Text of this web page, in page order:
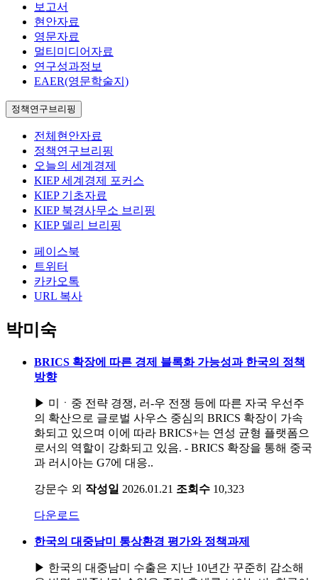
보고서
현안자료
영문자료
멀티미디어자료
연구성과정보
EAER(영문학술지)
정책연구브리핑
전체현안자료
정책연구브리핑
오늘의 세계경제
KIEP 세계경제 포커스
KIEP 기초자료
KIEP 북경사무소 브리핑
KIEP 델리 브리핑
페이스북
트위터
카카오톡
URL 복사
박미숙
BRICS 확장에 따른 경제 블록화 가능성과 한국의 정책
방향
▶ 미ㆍ중 전략 경쟁, 러-우 전쟁 등에 따른 자국 우선주
의 확산으로 글로벌 사우스 중심의 BRICS 확장이 가속
화되고 있으며 이에 따라 BRICS+는 연성 균형 플랫폼으
로서의 역할이 강화되고 있음. - BRICS 확장을 통해 중국
과 러시아는 G7에 대응..
강문수 외 작성일 2026.01.21 조회수 10,323
다운로드
한국의 대중남미 통상환경 평가와 정책과제
▶ 한국의 대중남미 수출은 지난 10년간 꾸준히 감소해